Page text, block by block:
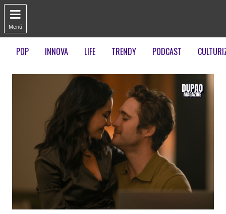

Menú
POP INNOVA LIFE TRENDY PODCAST